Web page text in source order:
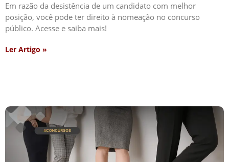
Em razão da desistência de um candidato com melhor
posição, você pode ter direito à nomeação no concurso
público. Acesse e saiba mais!
Ler Artigo »